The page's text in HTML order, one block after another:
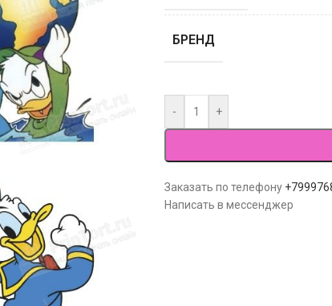
БРЕНД
- +
Заказать по телефону
Написать в мессенджер